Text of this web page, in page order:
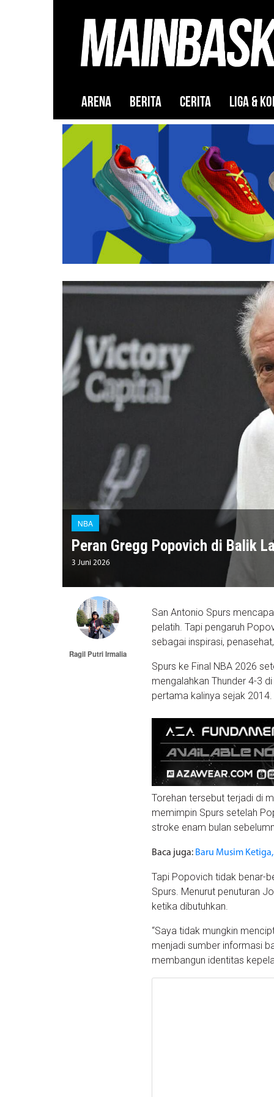
ARENA BERITA CERITA LIGA &
NBA
Peran Gregg Popovich di Balik
3 Juni 2026
Ragil Putri Irmalia
San Antonio Spurs
pelatih. Tapi pengaruh
sebagai inspirasi,
Spurs ke Final NBA 2026
mengalahkan Thunder 4-3
pertama kalinya sejak 2014.
Torehan tersebut terjadi di
memimpin Spurs setelah
stroke enam bulan
Baca juga: Baru Musim
Tapi Popovich tidak benar-
Spurs. Menurut penuturan
ketika dibutuhkan.
“Saya tidak mungkin
menjadi sumber informasi
membangun identitas